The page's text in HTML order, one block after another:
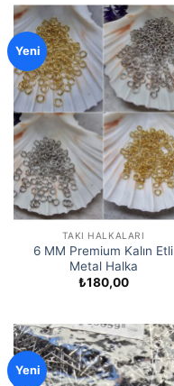
Yeni
TAKI HALKALARI
6 MM Premium Kalın Etli
Metal Halka
₺180,00
Yeni